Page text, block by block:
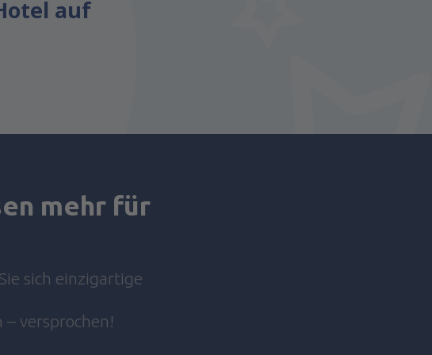
auf
mehr für
sich einzigartige
– versprochen!